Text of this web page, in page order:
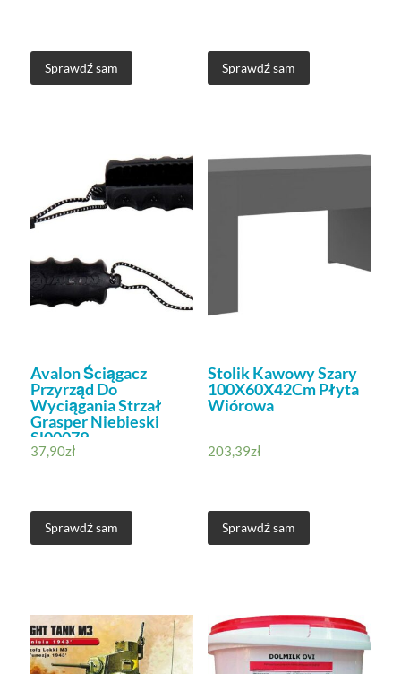
Sprawdź sam Sprawdź sam
Avalon Ściągacz
Przyrząd Do
Wyciągania Strzał
Grasper Niebieski
Sl00079
37,90zł
Sprawdź sam
Stolik Kawowy Szary
100X60X42Cm Płyta
Wiórowa
203,39zł
Sprawdź sam